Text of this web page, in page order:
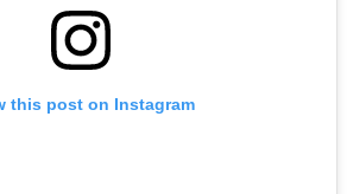
this post on Instagram